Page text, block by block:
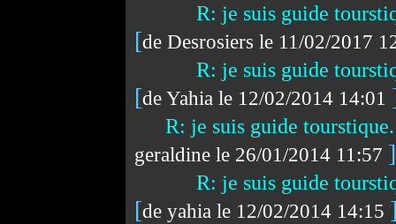
R: je suis guide
[de Desrosiers le 11/02/2017
R: je suis guide
[de Yahia le 12/02/2014 14:01
R: je suis guide
geraldine le 26/01/2014 11:57 ]
R: je suis guide
[de yahia le 12/02/2014 14:15